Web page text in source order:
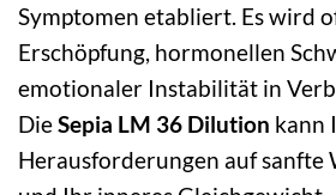
Symptomen etabliert. Es wird
Erschöpfung, hormonellen
emotionaler Instabilität in
DieSepia LM 36 Dilution kann
Herausforderungen auf sanfte